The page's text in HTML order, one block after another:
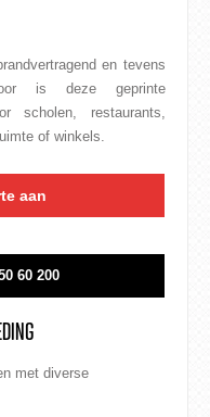
en tevens
is deze geprinte
scholen, restaurants,
of winkels.
aan
60 200
met diverse